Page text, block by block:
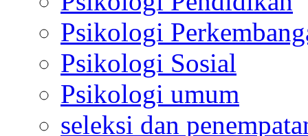
Psikologi
Psikologi Sosial
Psikologi umum
seleksi dan